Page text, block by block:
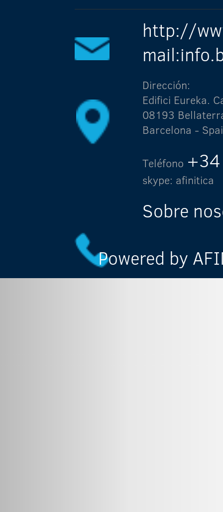
http://
Dirección:
Edifici Eureka.
08193
Barcelona -
Teléfono
skype: afinitica
Sobre
Powered by